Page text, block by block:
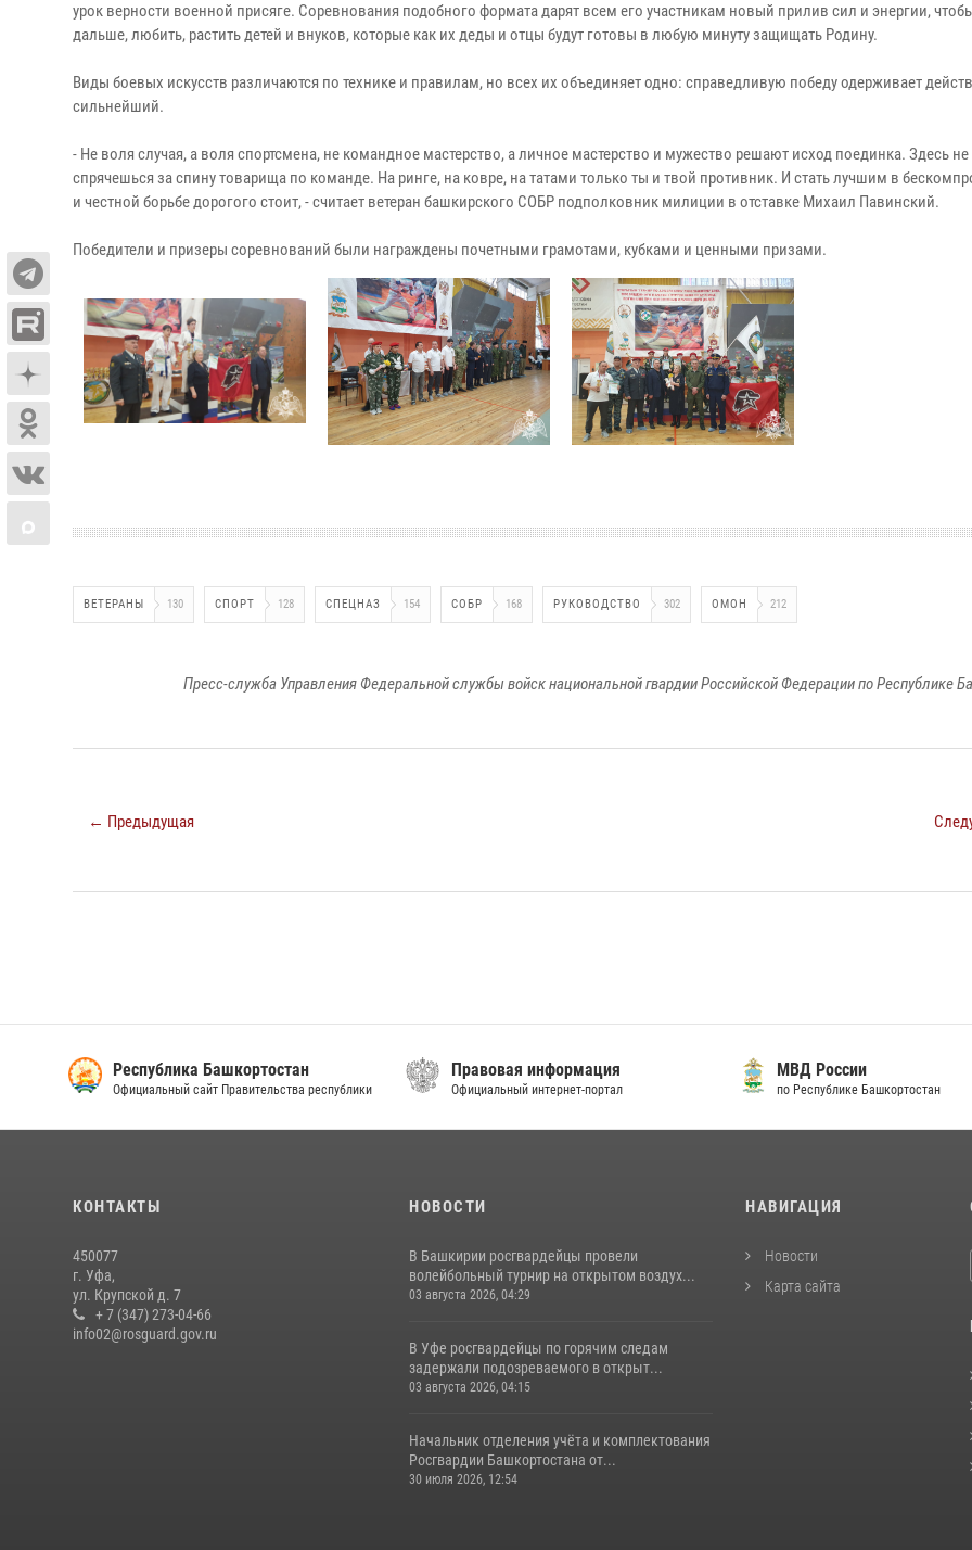
урок верности военной присяге. Соревнования подобного формата дарят всем его участникам новый прилив сил и энергии,
дальше, любить, растить детей и внуков, которые как их деды и отцы будут готовы в любую минуту защищать Родину.
Виды боевых искусств различаются по технике и правилам, но всех их объединяет одно: справедливую победу одерживает
сильнейший.
- Не воля случая, а воля спортсмена, не командное мастерство, а личное мастерство и мужество решают исход поединка. Здесь не
спрячешься за спину товарища по команде. На ринге, на ковре, на татами только ты и твой противник. И стать лучшим в
и честной борьбе дорогого стоит, - считает ветеран башкирского СОБР подполковник милиции в отставке Михаил Павинский.
Победители и призеры соревнований были награждены почетными грамотами, кубками и ценными призами.
ВЕТЕРАНЫ 130 СПОРТ 128 СПЕЦНАЗ 154 СОБР 168 РУКОВОДСТВО 302 ОМОН 212
Пресс-служба Управления Федеральной службы войск национальной гвардии Российской Федерации по Республике
← Предыдущая
Республика Башкортостан
Официальный сайт Правительства республики
Правовая информация
Официальный интернет-портал
МВД России
по Республике Башкортостан
КОНТАКТЫ
450077
г. Уфа,
ул. Крупской д. 7
+ 7 (347) 273-04-66
info02@rosguard.gov.ru
НОВОСТИ
В Башкирии росгвардейцы провели
волейбольный турнир на открытом воздух...
03 августа 2026, 04:29
В Уфе росгвардейцы по горячим следам
задержали подозреваемого в открыт...
03 августа 2026, 04:15
Начальник отделения учёта и комплектования
Росгвардии Башкортостана от...
30 июля 2026, 12:54
НАВИГАЦИЯ
Новости
Карта сайта